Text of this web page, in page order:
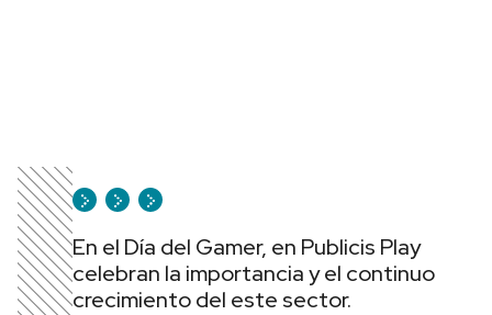
En el Día del Gamer, en Publicis Play
celebran la importancia y el continuo
crecimiento del este sector.